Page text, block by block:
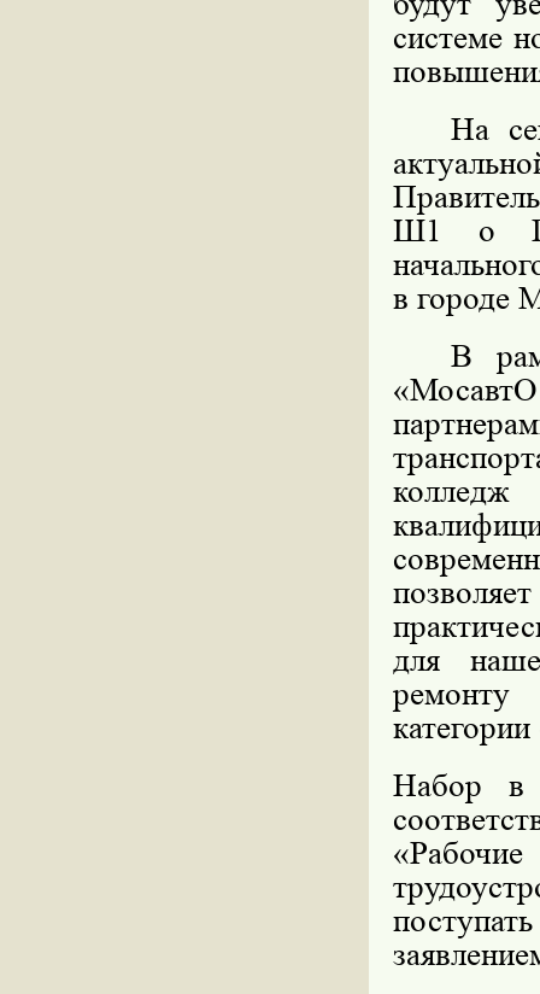
системе
На
Ш1 о
в городе
В
для
ремонту
Набор в